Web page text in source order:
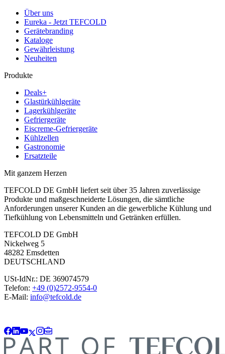
Über uns
Eureka - Jetzt TEFCOLD
Gerätebranding
Kataloge
Gewährleistung
Neuheiten
Produkte
Deals+
Glastürkühlgeräte
Lagerkühlgeräte
Gefriergeräte
Eiscreme-Gefriergeräte
Kühlzellen
Gastronomie
Ersatzteile
Mit ganzem Herzen
TEFCOLD DE GmbH liefert seit über 35 Jahren zuverlässige
Produkte und maßgeschneiderte Lösungen, die sämtliche
Anforderungen unserer Kunden an die gewerbliche Kühlung und
Tiefkühlung von Lebensmitteln und Getränken erfüllen.
TEFCOLD DE GmbH
Nickelweg 5
48282 Emsdetten
DEUTSCHLAND
USt-IdNr.: DE 369074579
Telefon: +49 (0)2572-9554-0
E-Mail: info@tefcold.de